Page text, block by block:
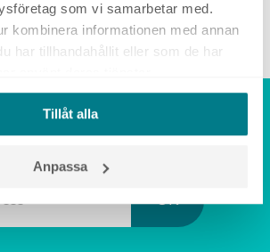
som vi samarbetar med.
kombinera informationen med annan
har tillhandahållit eller som de har
Tillåt alla
Anpassa
PÅ NYA
OK